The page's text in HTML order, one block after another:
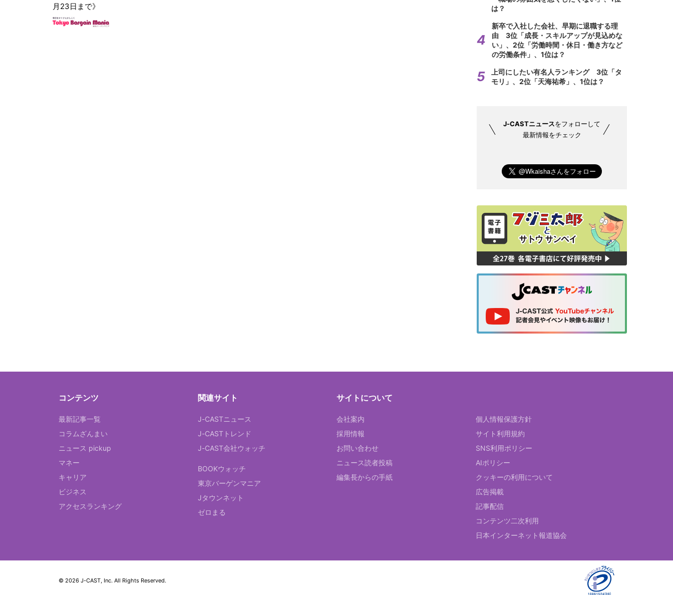
月23日まで》
は？
新卒で入社した会社、早期に退職する理
由 3位「成長・スキルアップが見込めな
い」、2位「労働時間・休日・働き方など
の労働条件」、1位は？
上司にしたい有名人ランキング 3位「タ
モリ」、2位「天海祐希」、1位は？
J-CASTニュースをフォローして
最新情報をチェック
コンテンツ
最新記事一覧
コラムざんまい
ニュース pickup
マネー
キャリア
ビジネス
アクセスランキング
関連サイト
J-CASTニュース
J-CASTトレンド
J-CAST会社ウォッチ
BOOKウォッチ
東京バーゲンマニア
Jタウンネット
ゼロまる
サイトについて
会社案内
採用情報
お問い合わせ
ニュース読者投稿
編集長からの手紙
個人情報保護方針
サイト利用規約
SNS利用ポリシー
AIポリシー
クッキーの利用について
広告掲載
記事配信
コンテンツ二次利用
日本インターネット報道協会
© 2026 J-CAST, Inc. All Rights Reserved.